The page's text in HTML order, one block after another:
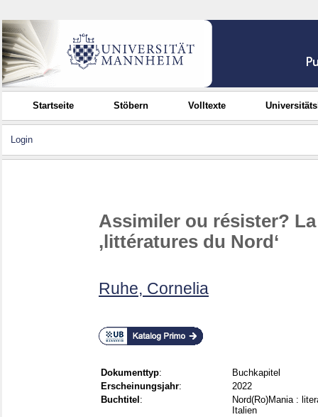
Startseite Stöbern Volltexte
Login
Assimiler ou résister?
‚littératures du Nord‘
Ruhe, Cornelia
Dokumenttyp:
Buchkapitel
Erscheinungsjahr:
2022
Buchtitel :
Nord(Ro)Mania :
Italien